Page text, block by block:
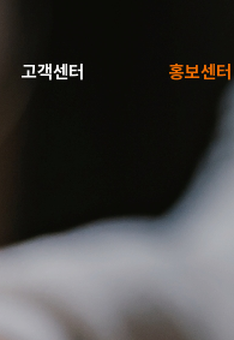
고객센터
협력사 지원
홍보센터
보도자료
공지사항